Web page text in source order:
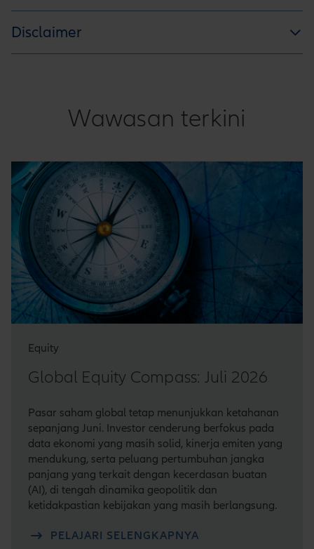
Disclaimer
Wawasan terkini
Equity
Global Equity Compass: Juli 2026
Pasar saham global tetap menunjukkan ketahanan
sepanjang Juni. Investor cenderung berfokus pada
data ekonomi yang masih solid, kinerja emiten yang
mendukung, serta peluang pertumbuhan jangka
panjang yang terkait dengan kecerdasan buatan
(AI), di tengah dinamika geopolitik dan
ketidakpastian kebijakan yang masih berlangsung.
PELAJARI SELENGKAPNYA